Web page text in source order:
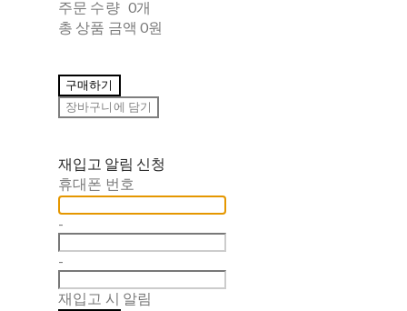
주문 수량 0개
총 상품 금액 0원
구매하기
장바구니에 담기
재입고 알림 신청
휴대폰 번호
-
-
재입고 시 알림